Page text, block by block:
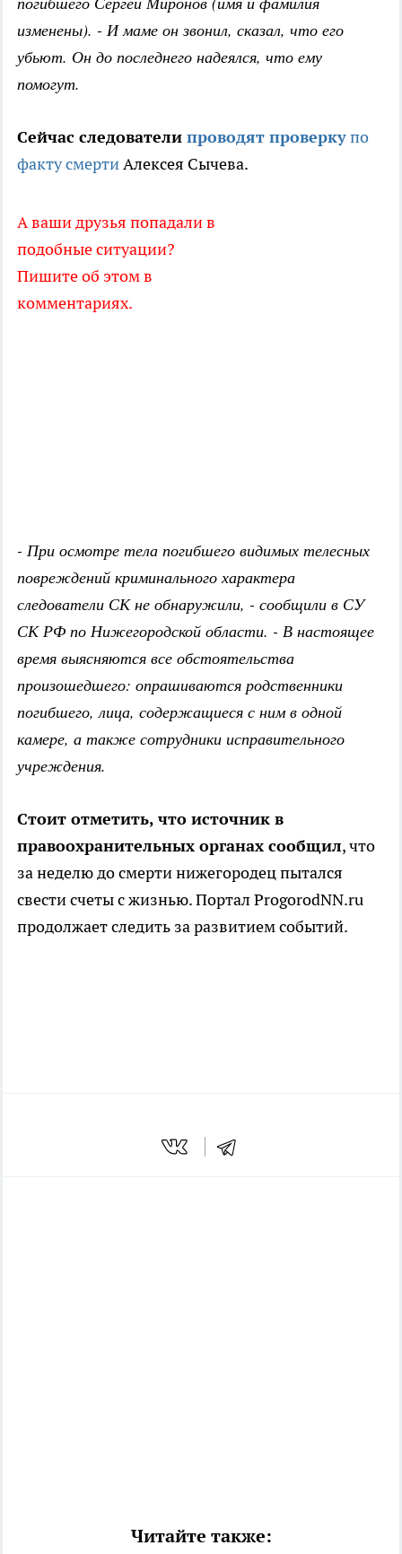
изменены). - И маме он звонил, сказал, что его
убьют. Он до последнего надеялся, что ему
помогут.
Сейчас следователи проводят проверкупо
факту смертиАлексея Сычева.
А ваши друзья попадали в
подобные ситуации?
Пишите об этом в
комментариях.
- При осмотре тела погибшего видимых телесных
повреждений криминального характера
следователи СК не обнаружили, - сообщили в СУ
СК РФ по Нижегородской области. - В настоящее
время выясняются все обстоятельства
произошедшего: опрашиваются родственники
погибшего, лица, содержащиеся с ним в одной
камере, а также сотрудники исправительного
учреждения.
Стоит отметить, что источник в
правоохранительных органах сообщил, что
за неделю до смерти нижегородец пытался
свести счеты с жизнью. Портал ProgorodNN.ru
продолжает следить за развитием событий.
Читайте также: